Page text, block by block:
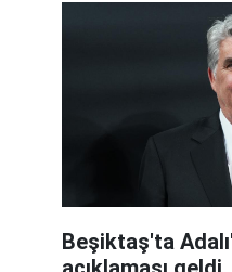
Beşiktaş'ta